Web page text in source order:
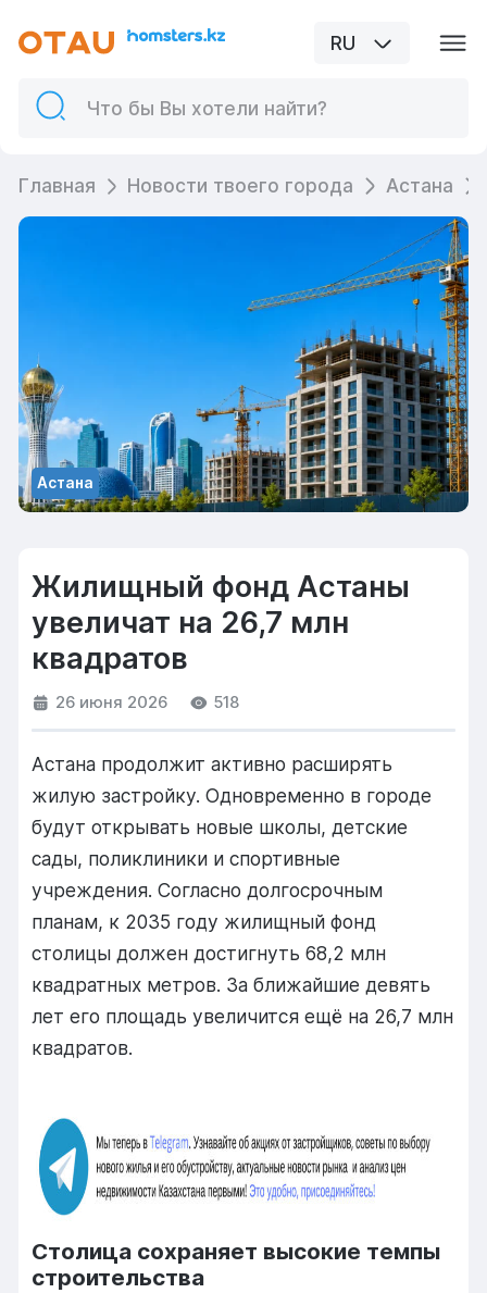
RU
Главная Новости твоего города Астана
Астана
Жилищный фонд Астаны
увеличат на 26,7 млн
квадратов
26 июня 2026 518
Астана продолжит активно расширять
жилую застройку. Одновременно в городе
будут открывать новые школы, детские
сады, поликлиники и спортивные
учреждения. Согласно долгосрочным
планам, к 2035 году жилищный фонд
столицы должен достигнуть 68,2 млн
квадратных метров. За ближайшие девять
лет его площадь увеличится ещё на 26,7 млн
квадратов.
Столица сохраняет высокие темпы
строительства